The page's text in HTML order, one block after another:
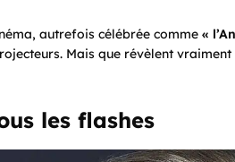
autrefois célébrée comme «
Mais que révèlent
les flashes